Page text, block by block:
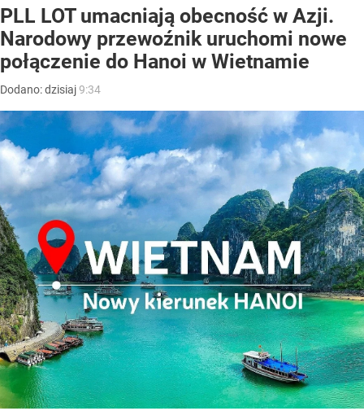
PLL LOT umacniają obecność w Azji.
Narodowy przewoźnik uruchomi nowe
połączenie do Hanoi w Wietnamie
Dodano:dzisiaj9:34